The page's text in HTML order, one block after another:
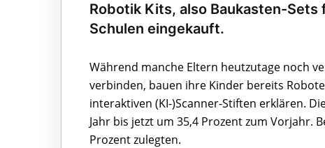
Robotik Kits, also Baukasten-
Schulen eingekauft.
Während manche Eltern heutzutage noch
verbinden, bauen ihre Kinder bereits
interaktiven (KI-)Scanner-Stiften erklären.
Jahr bis jetzt um 35,4 Prozent zum Vorjahr.
Prozent zulegten.